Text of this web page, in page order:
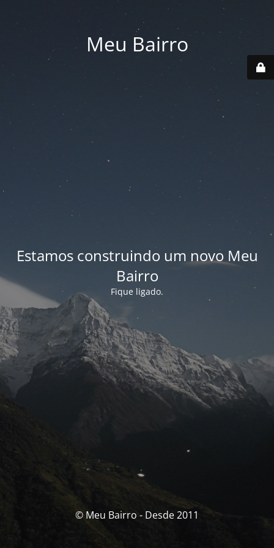
Meu Bairro
Estamos construindo um novo Meu
Bairro
Fique ligado.
© Meu Bairro - Desde 2011